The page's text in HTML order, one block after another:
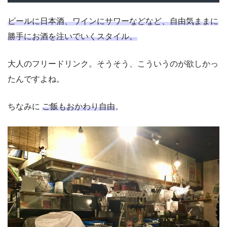
ビールに日本酒、ワインにサワーなどなど、自由気ままに
勝手にお酒を注いでいくスタイル。
大人のフリードリンク。そうそう、こういうのが欲しかっ
たんですよね。
ちなみに ご飯もおかわり自由。